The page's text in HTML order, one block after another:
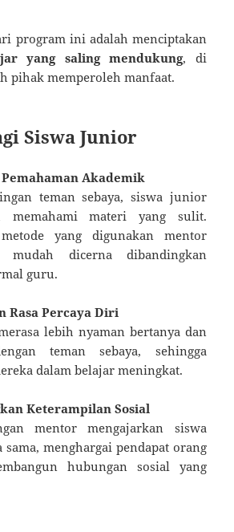
program ini adalah menciptakan
yang saling mendukung, di
pihak memperoleh manfaat.
Siswa Junior
Akademik
teman sebaya, siswa junior
memahami materi yang sulit.
yang digunakan mentor
dicerna dibandingkan
guru.
Rasa Percaya Diri
lebih nyaman bertanya dan
teman sebaya, sehingga
dalam belajar meningkat.
Keterampilan Sosial
mentor mengajarkan siswa
menghargai pendapat orang
hubungan sosial yang